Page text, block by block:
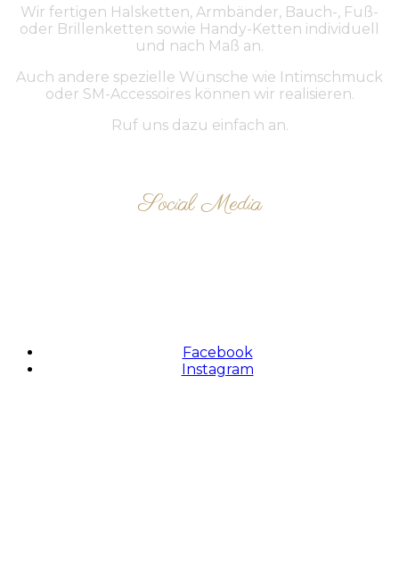
Wir fertigen Halsketten, Armbänder, Bauch-, Fuß-
oder Brillenketten sowie Handy-Ketten individuell
und nach Maß an.
Auch andere spezielle Wünsche wie Intimschmuck
oder SM-Accessoires können wir realisieren.
Ruf uns dazu einfach an.
Social Media
Facebook
Instagram